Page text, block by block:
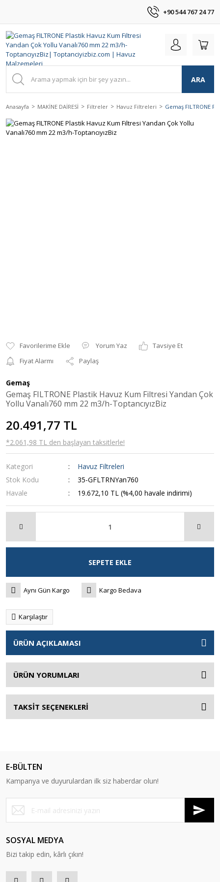
+90 544 767 24 77
ARA
Anasayfa MAKİNE DAİRESİ Filtreler Havuz Filtreleri Gemaş FILTRONE
Yorum Yaz
Tavsiye Et
Fiyat Alarmı
Paylaş
Gemaş
Gemaş FILTRONE Plastik Havuz Kum Filtresi Yandan Çok
Yollu Vanalı760 mm 22 m3/h-ToptancıyızBiz
20.491,77 TL
*2.061,98 TL den başlayan taksitlerle!
Kategori
Havuz Filtreleri
Stok Kodu
35-GFLTRNYan760
Havale
19.672,10 TL (%4,00 havale indirimi)
SEPETE EKLE
Aynı Gün Kargo Kargo Bedava
Karşılaştır
ÜRÜN AÇIKLAMASI
ÜRÜN YORUMLARI
TAKSİT SEÇENEKLERİ
E-BÜLTEN
Kampanya ve duyurulardan ilk siz haberdar olun!
SOSYAL MEDYA
Bizi takip edin, kârlı çıkın!